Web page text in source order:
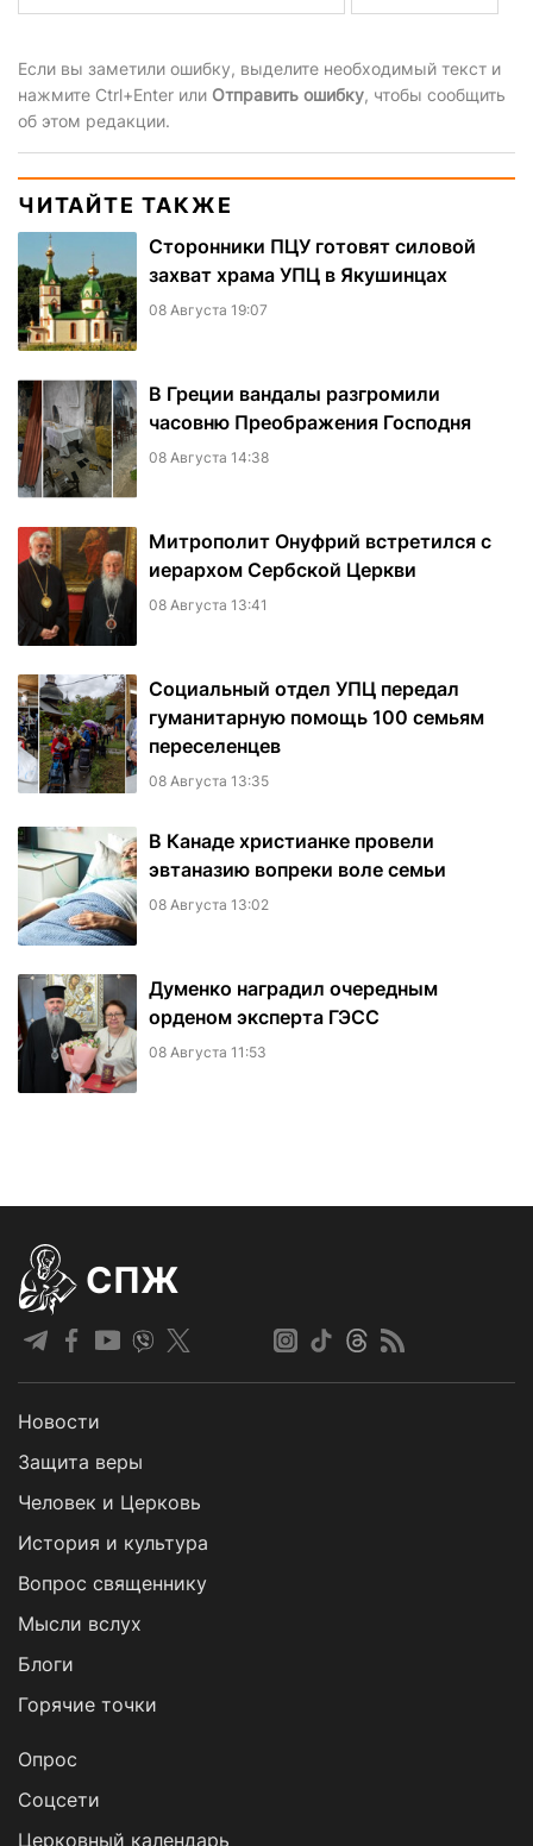
Если вы заметили ошибку, выделите необходимый текст и
нажмите Ctrl+Enter или Отправить ошибку, чтобы сообщить
об этом редакции.
ЧИТАЙТЕ ТАКЖЕ
Сторонники ПЦУ готовят силовой
захват храма УПЦ в Якушинцах
08 Августа 19:07
В Греции вандалы разгромили
часовню Преображения Господня
08 Августа 14:38
Митрополит Онуфрий встретился с
иерархом Сербской Церкви
08 Августа 13:41
Социальный отдел УПЦ передал
гуманитарную помощь 100 семьям
переселенцев
08 Августа 13:35
В Канаде христианке провели
эвтаназию вопреки воле семьи
08 Августа 13:02
Думенко наградил очередным
орденом эксперта ГЭСС
08 Августа 11:53
СПЖ
Новости
Защита веры
Человек и Церковь
История и культура
Вопрос священнику
Мысли вслух
Блоги
Горячие точки
Опрос
Cоцсети
Церковный календарь